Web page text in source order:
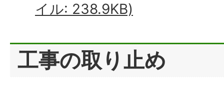
イル: 238.9KB)
工事の取り止め